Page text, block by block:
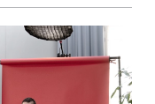
Inhalten